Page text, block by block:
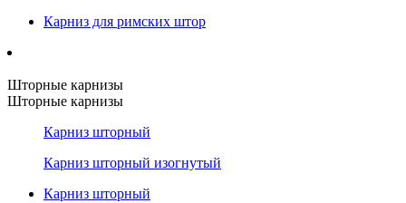
Карниз для римских штор
Шторные карнизы
Шторные карнизы
Карниз шторный
Карниз шторный изогнутый
Карниз шторный